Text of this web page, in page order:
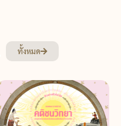
ทั้งหมด